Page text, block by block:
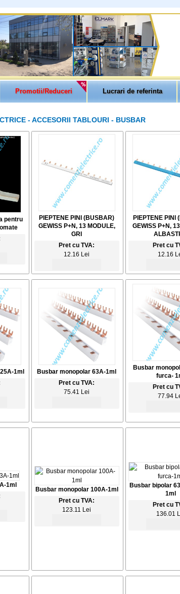
Promotii/Reduceri Lucrari de referinta
- ACCESORII TABLOURI - BUSBAR
pentru
PIEPTENE PINI (BUSBAR)
GEWISS P+N, 13 MODULE,
GRI
Pret cu TVA:
12.16 Lei
PIEPTENE PINI
GEWISS P+N,
Pret cu
12.16
1ml
Busbar monopolar 63A-1ml
Pret cu TVA:
75.41 Lei
Busbar
furca-
Pret cu
77.94
1ml
Busbar monopolar 100A-1ml
Pret cu TVA:
123.11 Lei
Busbar bipolar
1ml
Pret cu
136.01